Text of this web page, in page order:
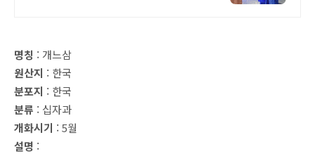
명칭 : 개느삼
원산지 : 한국
분포지 : 한국
분류 : 십자과
개화시기 : 5월
설명 :